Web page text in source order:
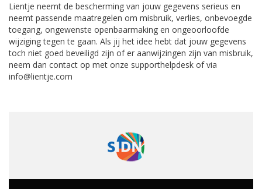
Lientje neemt de bescherming van jouw gegevens serieus en
neemt passende maatregelen om misbruik, verlies, onbevoegde
toegang, ongewenste openbaarmaking en ongeoorloofde
wijziging tegen te gaan. Als jij het idee hebt dat jouw gegevens
toch niet goed beveiligd zijn of er aanwijzingen zijn van misbruik,
neem dan contact op met onze supporthelpdesk of via
info@lientje.com